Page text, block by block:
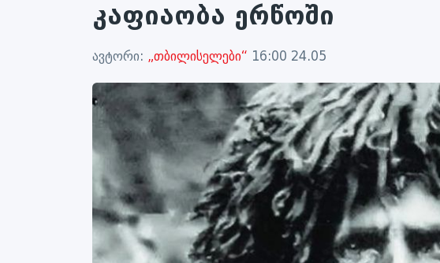
კაფიაობა ერწოში
ავტორი: „თბილისელები“ 16:00 24.05